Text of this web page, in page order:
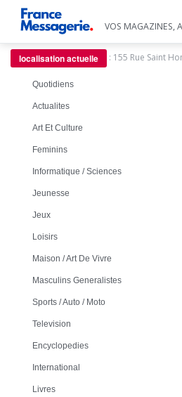
VOS MAGAZINES,
localisation actuelle : 155 Rue Saint
Quotidiens
Actualites
Art Et Culture
Feminins
Informatique / Sciences
Jeunesse
Jeux
Loisirs
Maison / Art De Vivre
Masculins Generalistes
Sports / Auto / Moto
Television
Encyclopedies
International
Livres